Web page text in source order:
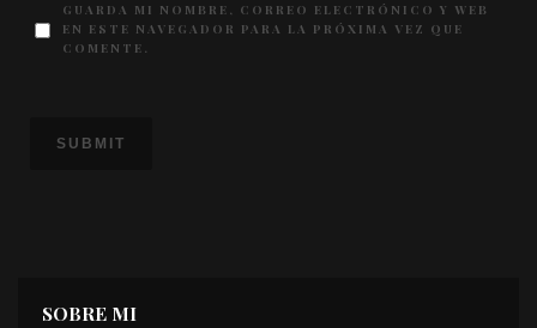
GUARDA MI NOMBRE, CORREO ELECTRÓNICO Y WEB
EN ESTE NAVEGADOR PARA LA PRÓXIMA VEZ QUE
COMENTE.
SOBRE MI